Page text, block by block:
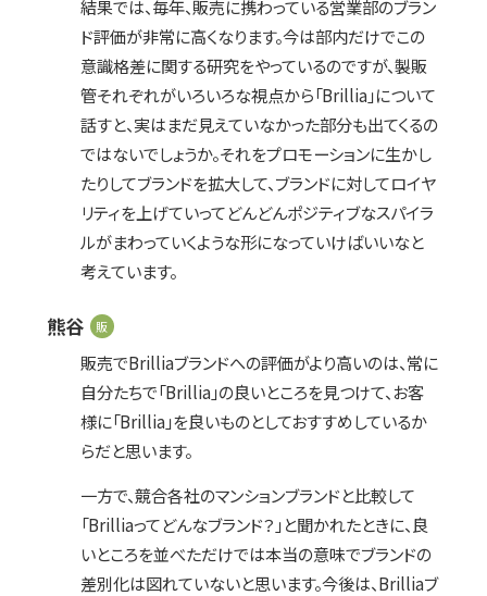
結果では、毎年、販売に携わっている営業部のブラン
ド評価が非常に高くなります。今は部内だけでこの
意識格差に関する研究をやっているのですが、製販
管それぞれがいろいろな視点から「Brillia」について
話すと、実はまだ見えていなかった部分も出てくるの
ではないでしょうか。それをプロモーションに生かし
たりしてブランドを拡大して、ブランドに対してロイヤ
リティを上げていってどんどんポジティブなスパイラ
ルがまわっていくような形になっていけばいいなと
考えています。
熊谷 販
販売でBrilliaブランドへの評価がより高いのは、常に
自分たちで「Brillia」の良いところを見つけて、お客
様に「Brillia」を良いものとしておすすめしているか
らだと思います。
一方で、競合各社のマンションブランドと比較して
「Brilliaってどんなブランド？」と聞かれたときに、良
いところを並べただけでは本当の意味でブランドの
差別化は図れていないと思います。今後は、Brilliaブ